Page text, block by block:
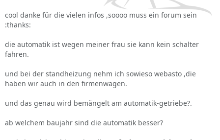
cool danke für die vielen infos ,soooo muss ein forum sein
:thanks:
die automatik ist wegen meiner frau sie kann kein schalter
fahren.
und bei der standheizung nehm ich sowieso webasto ,die
haben wir auch in den firmenwagen.
und das genau wird bemängelt am automatik-getriebe?.
ab welchem baujahr sind die automatik besser?